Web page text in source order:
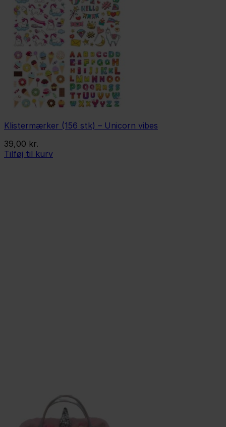
Klistermærker (156 stk) – Unicorn vibes
39,00 kr.
Tilføj til kurv